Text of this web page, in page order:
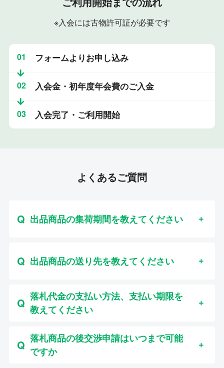
※入会には古物許可証が必要です
01 フォームよりお申し込み
02 入会金・初年度年会費のご入金
03 入会完了・ご利用開始
よくあるご質問
出品商品の集荷期間を教えてください
出品商品の送り先を教えてください
落札代金の支払い方法、支払い期限を
教えてください
落札商品の後交渉申請はいつまで可能
ですか